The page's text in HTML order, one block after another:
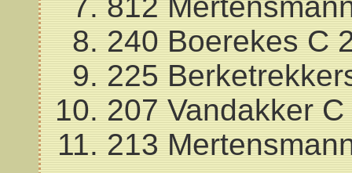
240 Boerekes C
225
207 Vandakker C
213